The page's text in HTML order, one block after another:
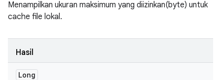
Menampilkan ukuran maksimum yang diizinkan(byte) untuk
cache file lokal.
Hasil
Long